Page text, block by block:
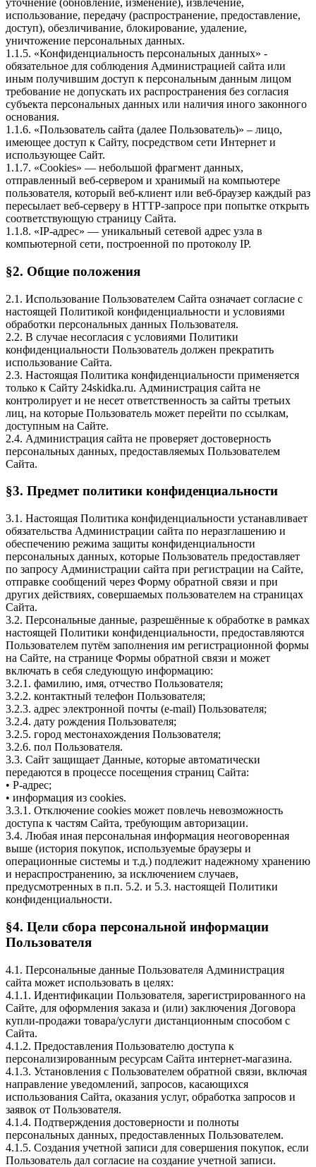
уточнение (обновление, изменение), извлечение,
использование, передачу (распространение, предоставление,
доступ), обезличивание, блокирование, удаление,
уничтожение персональных данных.
1.1.5. «Конфиденциальность персональных данных» -
обязательное для соблюдения Администрацией сайта или
иным получившим доступ к персональным данным лицом
требование не допускать их распространения без согласия
субъекта персональных данных или наличия иного законного
основания.
1.1.6. «Пользователь сайта (далее Пользователь)» – лицо,
имеющее доступ к Сайту, посредством сети Интернет и
использующее Сайт.
1.1.7. «Cookies» — небольшой фрагмент данных,
отправленный веб-сервером и хранимый на компьютере
пользователя, который веб-клиент или веб-браузер каждый раз
пересылает веб-серверу в HTTP-запросе при попытке открыть
соответствующую страницу Сайта.
1.1.8. «IP-адрес» — уникальный сетевой адрес узла в
компьютерной сети, построенной по протоколу IP.
§2. Общие положения
2.1. Использование Пользователем Сайта означает согласие с
настоящей Политикой конфиденциальности и условиями
обработки персональных данных Пользователя.
2.2. В случае несогласия с условиями Политики
конфиденциальности Пользователь должен прекратить
использование Сайта.
2.3. Настоящая Политика конфиденциальности применяется
только к Cайту 24skidka.ru. Администрация сайта не
контролирует и не несет ответственность за сайты третьих
лиц, на которые Пользователь может перейти по ссылкам,
доступным на Сайте.
2.4. Администрация сайта не проверяет достоверность
персональных данных, предоставляемых Пользователем
Сайта.
§3. Предмет политики конфиденциальности
3.1. Настоящая Политика конфиденциальности устанавливает
обязательства Администрации сайта по неразглашению и
обеспечению режима защиты конфиденциальности
персональных данных, которые Пользователь предоставляет
по запросу Администрации сайта при регистрации на Сайте,
отправке сообщений через Форму обратной связи и при
других действиях, совершаемых пользователем на страницах
Сайта.
3.2. Персональные данные, разрешённые к обработке в рамках
настоящей Политики конфиденциальности, предоставляются
Пользователем путём заполнения им регистрационной формы
на Сайте, на странице Формы обратной связи и может
включать в себя следующую информацию:
3.2.1. фамилию, имя, отчество Пользователя;
3.2.2. контактный телефон Пользователя;
3.2.3. адрес электронной почты (e-mail) Пользователя;
3.2.4. дату рождения Пользователя;
3.2.5. город местонахождения Пользователя;
3.2.6. пол Пользователя.
3.3. Сайт защищает Данные, которые автоматически
передаются в процессе посещения страниц Сайта:
• P-адрес;
• информация из cookies.
3.3.1. Отключение cookies может повлечь невозможность
доступа к частям Сайта, требующим авторизации.
3.4. Любая иная персональная информация неоговоренная
выше (история покупок, используемые браузеры и
операционные системы и т.д.) подлежит надежному хранению
и нераспространению, за исключением случаев,
предусмотренных в п.п. 5.2. и 5.3. настоящей Политики
конфиденциальности.
§4. Цели сбора персональной информации
Пользователя
4.1. Персональные данные Пользователя Администрация
сайта может использовать в целях:
4.1.1. Идентификации Пользователя, зарегистрированного на
Сайте, для оформления заказа и (или) заключения Договора
купли-продажи товара/услуги дистанционным способом с
Сайта.
4.1.2. Предоставления Пользователю доступа к
персонализированным ресурсам Сайта интернет-магазина.
4.1.3. Установления с Пользователем обратной связи, включая
направление уведомлений, запросов, касающихся
использования Сайта, оказания услуг, обработка запросов и
заявок от Пользователя.
4.1.4. Подтверждения достоверности и полноты
персональных данных, предоставленных Пользователем.
4.1.5. Создания учетной записи для совершения покупок, если
Пользователь дал согласие на создание учетной записи.